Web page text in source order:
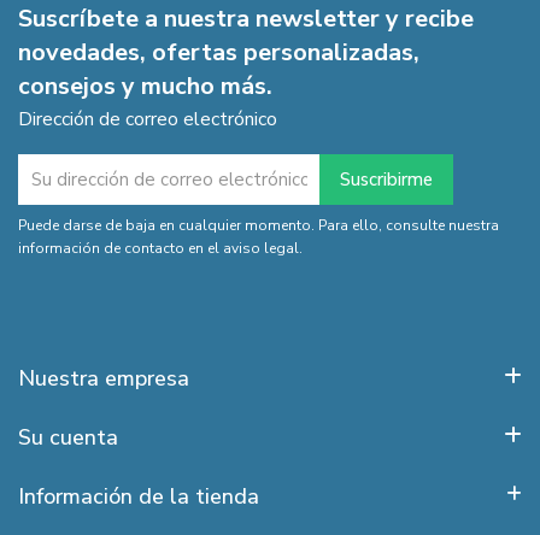
Suscríbete a nuestra newsletter y recibe
novedades, ofertas personalizadas,
consejos y mucho más.
Dirección de correo electrónico
Puede darse de baja en cualquier momento. Para ello, consulte nuestra
información de contacto en el aviso legal.
Nuestra empresa
Su cuenta
Información de la tienda